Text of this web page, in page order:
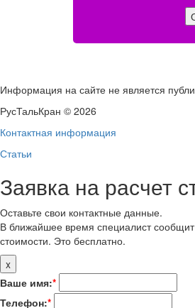
Информация на сайте не является
РусТальКран © 2026
Контактная информация
Статьи
Заявка на расчет
Оставьте свои контактные данные.
В ближайшее время специалист
стоимости. Это бесплатно.
x
Ваше имя:*
Телефон:*